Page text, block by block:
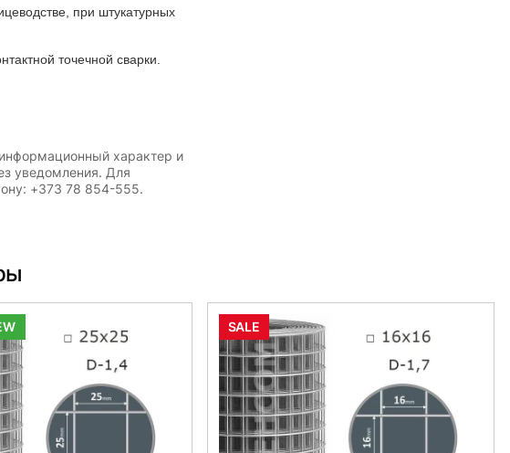
при штукатурных
точечной сварки.
характер и
уведомления. Для
+373 78 854-555.
SALE